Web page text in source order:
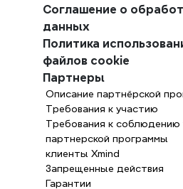
Соглашение о
данных
Политика
файлов cookie
Описание партнёрской
Требования к участию
Требования к соблюдению
партнерской программы
клиенты Xmind
Запрещенные действия
Гарантии
Партнеры